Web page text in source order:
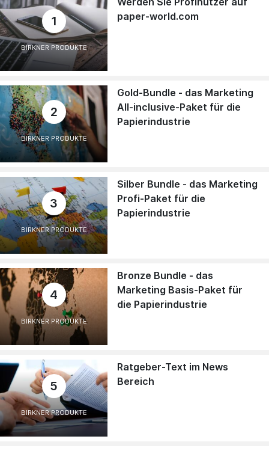
1
BIRKNER PRODUKTE
paper-world.com
2
BIRKNER PRODUKTE
Gold-Bundle - das Marketing
All-inclusive-Paket für die
Papierindustrie
3
BIRKNER PRODUKTE
Silber Bundle - das Marketing
Profi-Paket für die
Papierindustrie
4
BIRKNER PRODUKTE
Bronze Bundle - das
Marketing Basis-Paket für
die Papierindustrie
5
BIRKNER PRODUKTE
Ratgeber-Text im News
Bereich